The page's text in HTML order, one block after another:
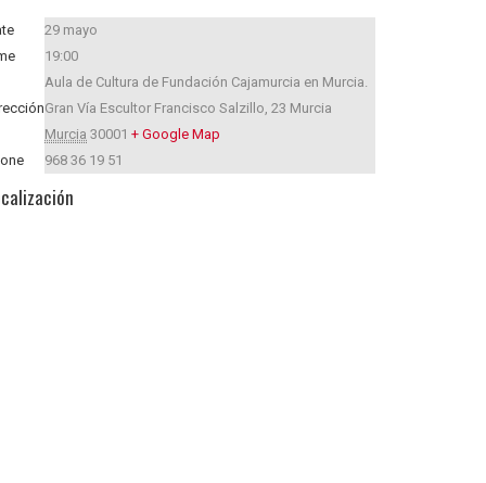
29 mayo
19:00
Aula de Cultura de Fundación Cajamurcia en Murcia.
Gran Vía Escultor Francisco Salzillo, 23 Murcia
Murcia 30001 + Google Map
968 36 19 51